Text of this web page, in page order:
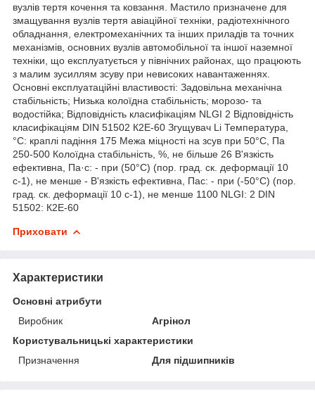
вузлів тертя кочення та ковзання. Мастило призначене для
змащування вузлів тертя авіаційної техніки, радіотехнічного
обладнання, електромеханічних та інших приладів та точних
механізмів, основних вузлів автомобільної та іншої наземної
техніки, що експлуатується у північних районах, що працюють
з малим зусиллям зсуву при невисоких навантаженнях.
Основні експлуатаційні властивості: Задовільна механічна
стабільність; Низька колоїдна стабільність; морозо- та
водостійка; Відповідність класифікаціям NLGI 2 Відповідність
класифікаціям DIN 51502 К2Е-60 Згущувач Li Температура,
°С: краплі падіння 175 Межа міцності на зсув при 50°С, Па
250-500 Колоїдна стабільність, %, не більше 26 В'язкість
ефективна, Па·с: - при (50°С) (пор. град. ск. деформації 10
с-1), не менше - В'язкість ефективна, Пас: - при (-50°С) (пор.
град. ск. деформації 10 с-1), не менше 1100 NLGI: 2 DIN
51502: К2Е-60
Приховати
Характеристики
Основні атрибути
Виробник
Агрінол
Користувальницькі характеристики
Призначення
Для підшипників